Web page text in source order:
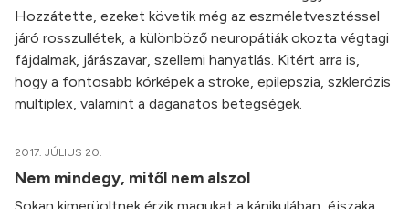
Hozzátette, ezeket követik még az eszméletvesztéssel
járó rosszullétek, a különböző neuropátiák okozta végtagi
fájdalmak, járászavar, szellemi hanyatlás. Kitért arra is,
hogy a fontosabb kórképek a stroke, epilepszia, szklerózis
multiplex, valamint a daganatos betegségek.
2017. JÚLIUS 20.
Nem mindegy, mitől nem alszol